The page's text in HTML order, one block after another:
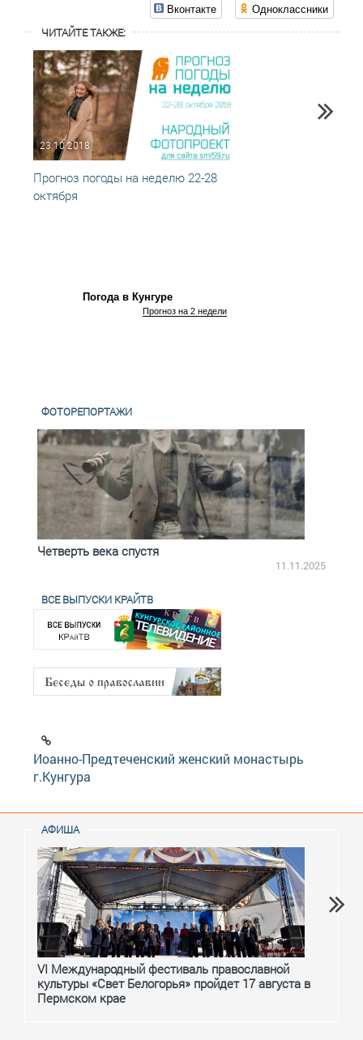
Вконтакте Одноклассники
ЧИТАЙТЕ ТАКЖЕ:
23.10.2018
Прогноз погоды на неделю 22-28
октября
Погода в Кунгуре
Прогноз на 2 недели
ФОТОРЕПОРТАЖИ
Четверть века спустя
11.11.2025
ВСЕ ВЫПУСКИ КРАЙТВ
Иоанно-Предтеченский женский монастырь
г.Кунгура
АФИША
VI Международный фестиваль православной
культуры «Свет Белогорья» пройдет 17 августа в
Пермском крае